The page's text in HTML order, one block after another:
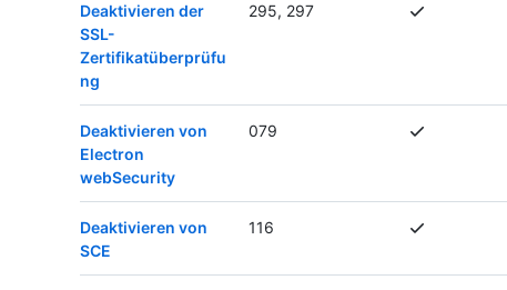
Deaktivieren der
SSL-
Zertifikatüberprüfu
ng
295, 297
Deaktivieren von
Electron
webSecurity
079
Deaktivieren von
SCE
116